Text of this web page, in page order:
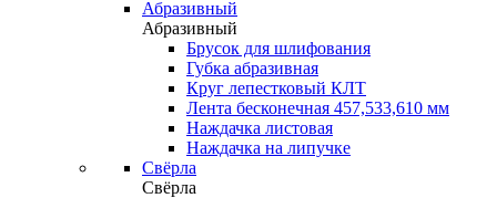
Абразивный
Абразивный
Брусок для шлифования
Губка абразивная
Круг лепестковый КЛТ
Лента бесконечная 457,533,610 мм
Наждачка листовая
Наждачка на липучке
Свёрла
Свёрла